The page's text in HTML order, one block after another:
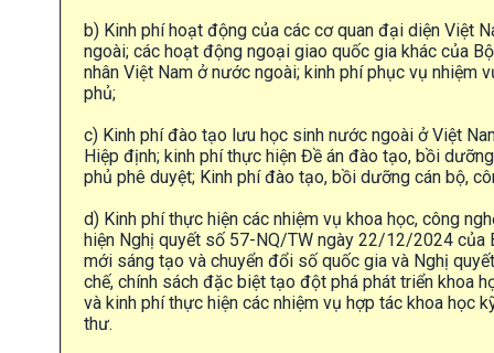
b) Kinh phí hoạt động của các cơ quan đại diện Việt
ngoài; các hoạt động ngoại giao quốc gia khác của
nhân Việt Nam ở nước ngoài; kinh phí phục vụ nhiệm
phủ;
c) Kinh phí đào tạo lưu học sinh nước ngoài ở Việt
Hiệp định; kinh phí thực hiện Đề án đào tạo, bồi
phủ phê duyệt; Kinh phí đào tạo, bồi dưỡng cán bộ,
d) Kinh phí thực hiện các nhiệm vụ khoa học, công
hiện Nghị quyết số 57-NQ/TW ngày 22/12/2024 của
mới sáng tạo và chuyển đổi số quốc gia và Nghị
chế, chính sách đặc biệt tạo đột phá phát triển khoa
và kinh phí thực hiện các nhiệm vụ hợp tác khoa học
thư.